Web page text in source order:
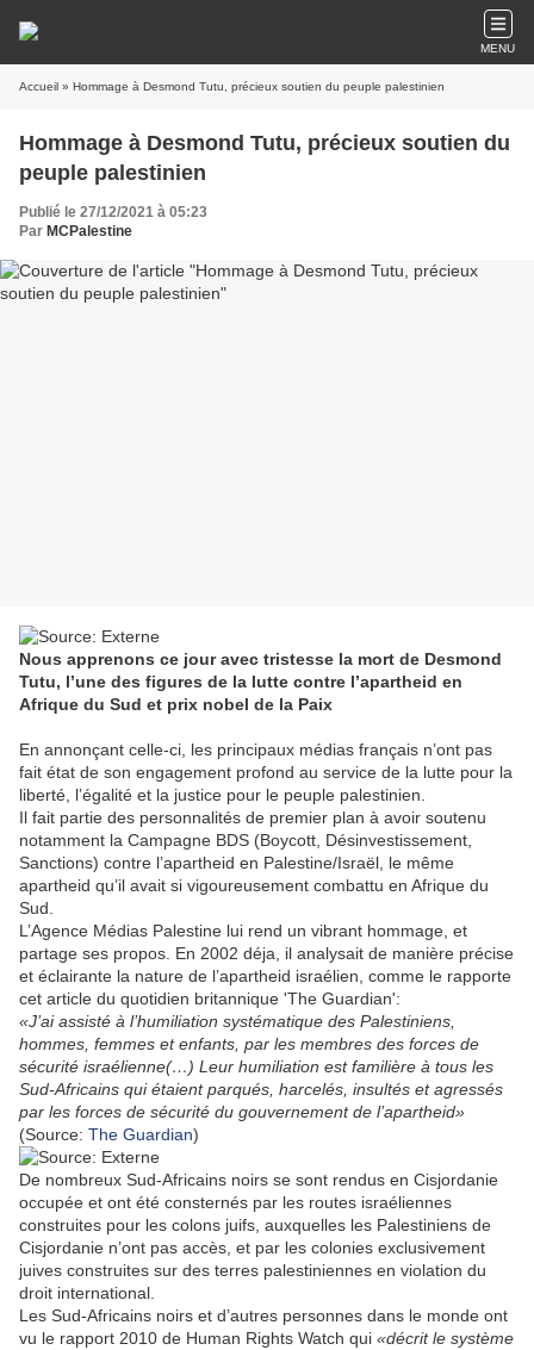
MENU
Accueil » Hommage à Desmond Tutu, précieux soutien du peuple palestinien
Hommage à Desmond Tutu, précieux soutien du
peuple palestinien
Publié le 27/12/2021 à 05:23
Par MCPalestine
Nous apprenons ce jour avec tristesse la mort de Desmond
Tutu, l’une des figures de la lutte contre l’apartheid en
Afrique du Sud et prix nobel de la Paix
En annonçant celle-ci, les principaux médias français n’ont pas
fait état de son engagement profond au service de la lutte pour la
liberté, l’égalité et la justice pour le peuple palestinien.
Il fait partie des personnalités de premier plan à avoir soutenu
notamment la Campagne BDS (Boycott, Désinvestissement,
Sanctions) contre l’apartheid en Palestine/Israël, le même
apartheid qu’il avait si vigoureusement combattu en Afrique du
Sud.
L’Agence Médias Palestine lui rend un vibrant hommage, et
partage ses propos. En 2002 déja, il analysait de manière précise
et éclairante la nature de l’apartheid israélien, comme le rapporte
cet article du quotidien britannique 'The Guardian':
«J’ai assisté à l’humiliation systématique des Palestiniens,
hommes, femmes et enfants, par les membres des forces de
sécurité israélienne(…) Leur humiliation est familière à tous les
Sud-Africains qui étaient parqués, harcelés, insultés et agressés
par les forces de sécurité du gouvernement de l’apartheid»
(Source: The Guardian)
De nombreux Sud-Africains noirs se sont rendus en Cisjordanie
occupée et ont été consternés par les routes israéliennes
construites pour les colons juifs, auxquelles les Palestiniens de
Cisjordanie n’ont pas accès, et par les colonies exclusivement
juives construites sur des terres palestiniennes en violation du
droit international.
Les Sud-Africains noirs et d’autres personnes dans le monde ont
vu le rapport 2010 de Human Rights Watch qui «décrit le système